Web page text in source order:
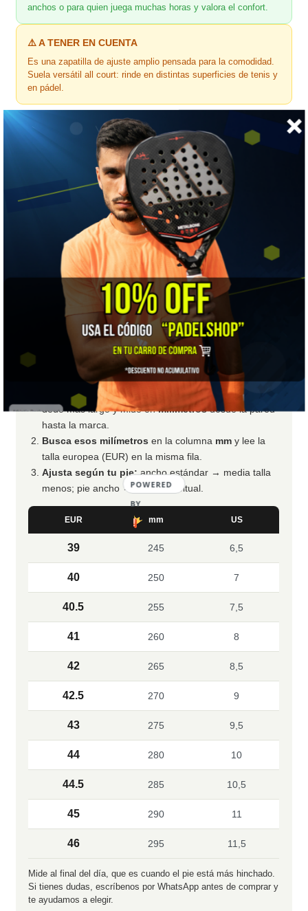
anchos o para quien juega muchas horas y valora el confort.
⚠️ A TENER EN CUENTA
Es una zapatilla de ajuste amplio pensada para la comodidad.
Suela versátil all court: rinde en distintas superficies de tenis y
en pádel.
🎯 ¿Para quién es?
Para el jugador de tenis o de pádel que prioriza la
comodidad
ajuste amplio, tiene elpie anchoo juega partidos largos.
Si buscas algo ultraligero y rápido, mira la línea Jet Tere.
Encuentra tu talla en 3 pasos, sin salir de casa
Ojo con esta zapatilla: la SFX es de
ajuste
amplio
. Si tu pie es de ancho estándar, te
recomendamos elegirmedia talla menos
habitual para un calce más firme. Si tienes el pie
ancho, quédate con tu talla de siempre. Ante la
duda, escríbenos por WhatsApp.
Mide tu pie.
Talón contra la pared, de pie y con el
calcetín con el que juegas. Marca dónde termina tu
dedo más largo y mide enmilímetrosdesde la pared
hasta la marca.
Busca esos milímetros en la columna mm y lee la
talla europea (EUR) en la misma fila.
Ajusta según tu pie:ancho estándar → media talla
menos; pie ancho → tu talla habitual.
EUR mm US
39 245 6,5
40 250 7
40.5 255 7,5
41 260 8
42 265 8,5
42.5 270 9
43 275 9,5
44 280 10
44.5 285 10,5
45 290 11
46 295 11,5
Mide al final del día, que es cuando el pie está más hinchado.
Si tienes dudas, escríbenos por WhatsApp antes de comprar y
te ayudamos a elegir.
POWERED
BY